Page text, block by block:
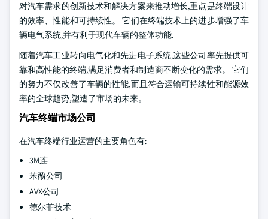
对汽车需求的创新技术和解决方案来推动增长,重点是终端设计
的效率、性能和可持续性。 它们在终端技术上的进步增强了车
辆电气系统,并有利于现代车辆的整体功能.
随着汽车工业转向电气化和先进电子系统,这些公司率先提供可
靠和高性能的终端,满足消费者和制造商不断变化的需求。 它们
的努力不仅改善了车辆的性能,而且符合运输可持续性和能源效
率的全球趋势,塑造了市场的未来。
汽车终端市场公司
在汽车终端行业运营的主要角色有:
3M连
苯酚公司
AVX公司
德尔菲技术